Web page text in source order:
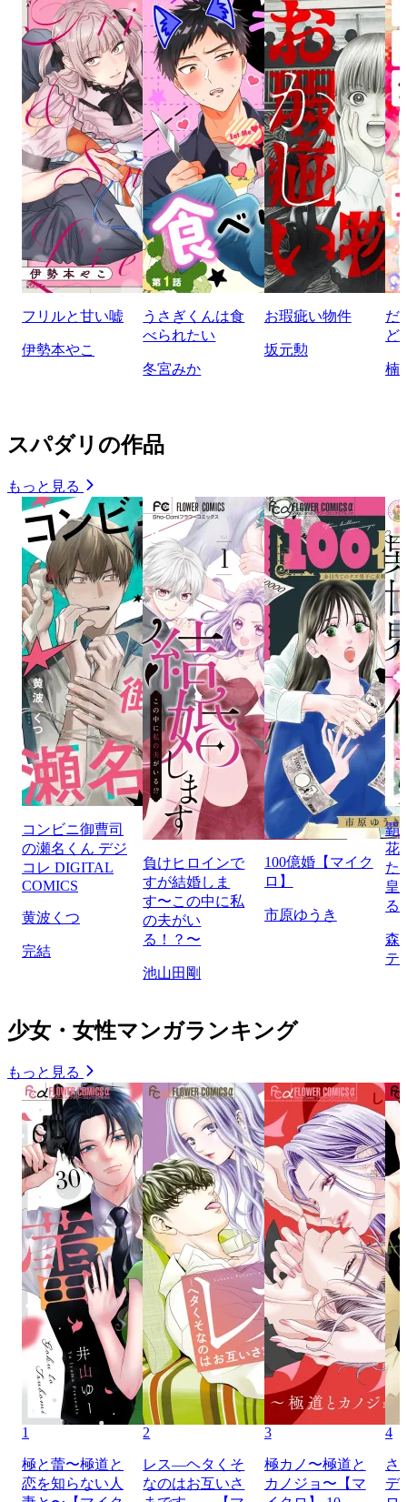
フリルと甘い嘘
伊勢本やこ
うさぎくんは食
べられたい
冬宮みか
お瑕疵い物件
坂元勲
だ
ど
楠
スパダリの作品
もっと見る
コンビニ御曹司
の瀬名くん デジ
コレ DIGITAL
COMICS
黄波くつ
完結
負けヒロインで
すが結婚しま
す〜この中に私
の夫がい
る！？〜
池山田剛
100億婚【マイク
ロ】
市原ゆうき
覇
花
た
皇
る
森
テ
少女・女性マンガランキング
もっと見る
1
極と蕾〜極道と
恋を知らない人
2
レス―ヘタくそ
なのはお互いさ
3
極カノ〜極道と
カノジョ〜【マ
4
さ
デ